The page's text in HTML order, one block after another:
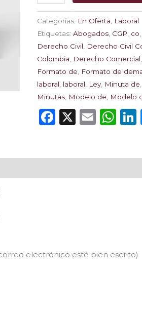
cantidad
Categorías: En Oferta, Laboral
Etiquetas:Abogados, CGP, co,
Derecho Civil, Derecho Civil
Colombia, Derecho Comercial,
Formato de, Formato de
laboral, laboral, Ley, Minuta de,
Minutas, Modelo de, Modelo
Facebook
X Email
electrónico esté bien escrito)